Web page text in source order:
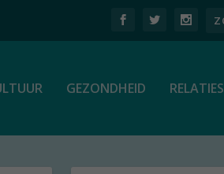
GEZONDHEID RELATIES